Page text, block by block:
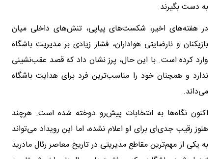
به دست بگیرند.
در هفته‌های اخیر، شکست‌های پیاپی، تنش‌های داخلی میان
بازیکنان و نارضایتی هواداران، فشار زیادی بر مدیریت باشگاه
وارد کرده است. با این حال، پرز نشان داد که قصد عقب‌نشینی
ندارد و همچنان خود را مناسب‌ترین فرد برای هدایت باشگاه
می‌داند.
اکنون نگاه‌ها به انتخابات پیش‌رو دوخته شده است. هرچند
هنوز رقیب جدی‌ای برای او اعلام نشده، اما این رویداد می‌تواند
به یکی از مهم‌ترین مقاطع مدیریتی در تاریخ معاصر رئال مادرید